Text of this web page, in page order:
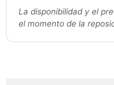
La disponibilidad y el
el momento de la